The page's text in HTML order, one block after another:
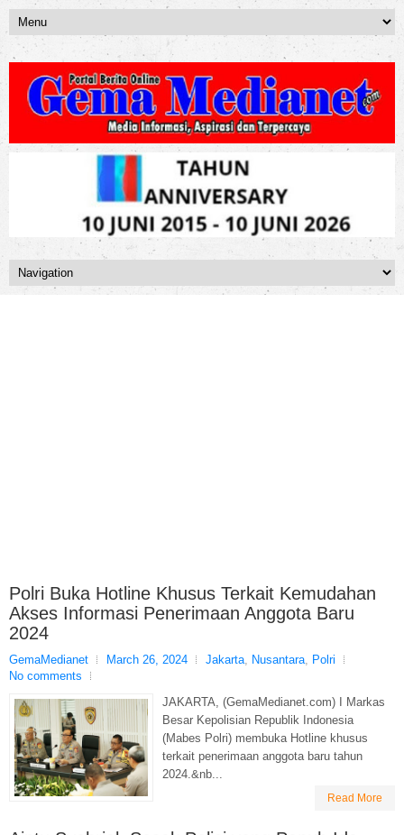
Polri Buka Hotline Khusus Terkait Kemudahan
Akses Informasi Penerimaan Anggota Baru
2024
GemaMedianet March 26, 2024 Jakarta, Nusantara, Polri
No comments
JAKARTA, (GemaMedianet.com) I Markas
Besar Kepolisian Republik Indonesia
(Mabes Polri) membuka Hotline khusus
terkait penerimaan anggota baru tahun
2024.&nb...
Read More